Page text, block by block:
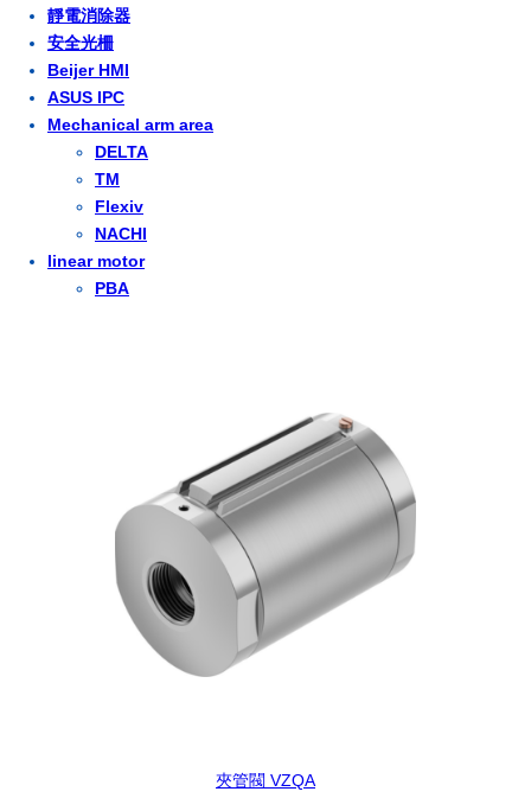
靜電消除器
安全光柵
Beijer HMI
ASUS IPC
Mechanical arm area
DELTA
TM
Flexiv
NACHI
linear motor
PBA
夾管閥 VZQA